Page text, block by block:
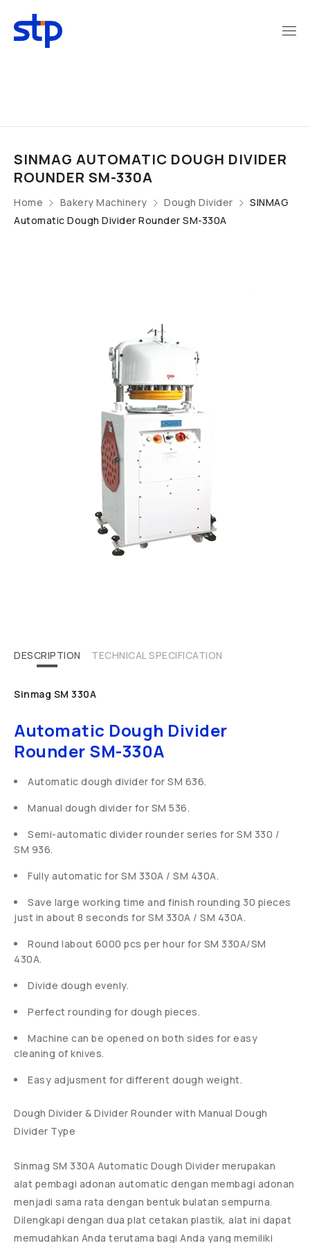
Home Bakery Machinery Dough Divider
SINMAG
Automatic Dough Divider Rounder SM-330A
SINMAG AUTOMATIC DOUGH DIVIDER
ROUNDER SM-330A
DESCRIPTION TECHNICAL SPECIFICATION
Sinmag SM 330A
Automatic Dough Divider
Rounder SM-330A
Automatic dough divider for SM 636.
Manual dough divider for SM 536.
Semi-automatic divider rounder series for SM 330 /
SM 936.
Fully automatic for SM 330A / SM 430A.
Save large working time and finish rounding 30 pieces
just in about 8 seconds for SM 330A / SM 430A.
Round labout 6000 pcs per hour for SM 330A/SM
430A.
Divide dough evenly.
Perfect rounding for dough pieces.
Machine can be opened on both sides for easy
cleaning of knives.
Easy adjusment for different dough weight.
Dough Divider & Divider Rounder with Manual Dough
Divider Type
Sinmag SM 330A Automatic Dough Divider merupakan
alat pembagi adonan automatic dengan membagi adonan
menjadi sama rata dengan bentuk bulatan sempurna.
Dilengkapi dengan dua plat cetakan plastik, alat ini dapat
memudahkan Anda terutama bagi Anda yang memiliki